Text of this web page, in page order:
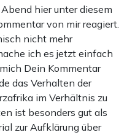
hier unter diesem
von mir reagiert.
nicht mehr
ich es jetzt einfach
Dein Kommentar
das Verhalten der
im Verhältnis zu
ist besonders gut als
zur Aufklärung über